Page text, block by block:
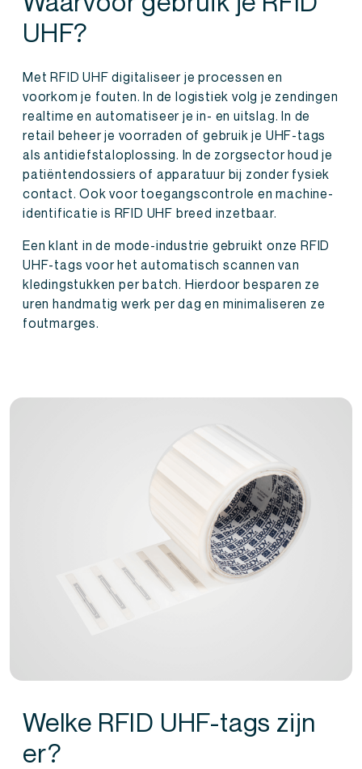
UHF?
Met RFID UHF digitaliseer je processen en
voorkom je fouten. In de logistiek volg je zendingen
realtime en automatiseer je in- en uitslag. In de
retail beheer je voorraden of gebruik je UHF-tags
als antidiefstaloplossing. In de zorgsector houd je
patiëntendossiers of apparatuur bij zonder fysiek
contact. Ook voor toegangscontrole en machine-
identificatie is RFID UHF breed inzetbaar.
Een klant in de mode-industrie gebruikt onze RFID
UHF-tags voor het automatisch scannen van
kledingstukken per batch. Hierdoor besparen ze
uren handmatig werk per dag en minimaliseren ze
foutmarges.
Welke RFID UHF-tags zijn
er?